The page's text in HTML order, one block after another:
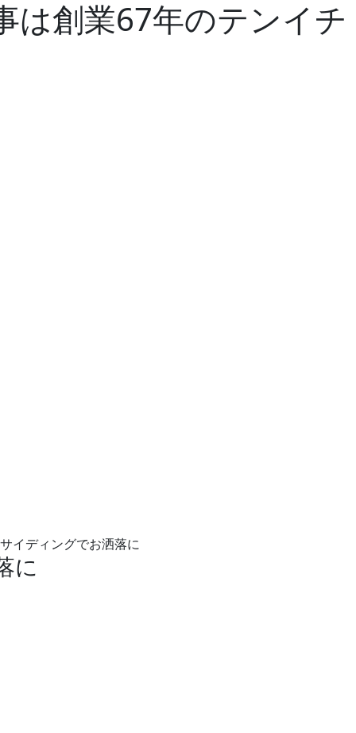
は創業67年のテンイチ
イディングでお洒落に
に